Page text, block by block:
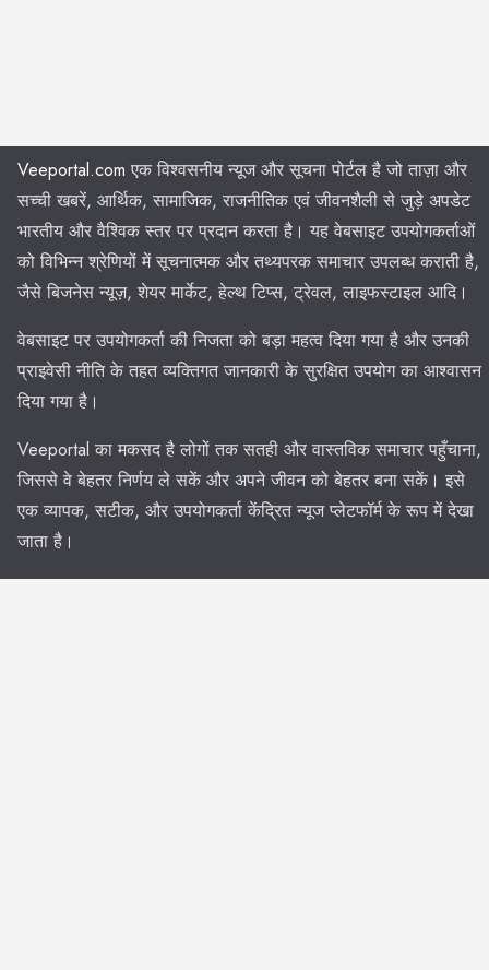
Veeportal.com एक विश्वसनीय न्यूज और सूचना पोर्टल है जो ताज़ा और
सच्ची खबरें, आर्थिक, सामाजिक, राजनीतिक एवं जीवनशैली से जुड़े अपडेट
भारतीय और वैश्विक स्तर पर प्रदान करता है। यह वेबसाइट उपयोगकर्ताओं
को विभिन्न श्रेणियों में सूचनात्मक और तथ्यपरक समाचार उपलब्ध कराती है,
जैसे बिजनेस न्यूज़, शेयर मार्केट, हेल्थ टिप्स, ट्रेवल, लाइफस्टाइल आदि।
वेबसाइट पर उपयोगकर्ता की निजता को बड़ा महत्व दिया गया है और उनकी
प्राइवेसी नीति के तहत व्यक्तिगत जानकारी के सुरक्षित उपयोग का आश्वासन
दिया गया है।
Veeportal का मकसद है लोगों तक सतही और वास्तविक समाचार पहुँचाना,
जिससे वे बेहतर निर्णय ले सकें और अपने जीवन को बेहतर बना सकें। इसे
एक व्यापक, सटीक, और उपयोगकर्ता केंद्रित न्यूज प्लेटफॉर्म के रूप में देखा
जाता है।